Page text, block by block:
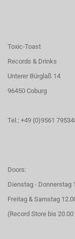
Toxic-Toast
Records & Drinks
Unterer Bürglaß 14
96450 Coburg
Tel.: +49 (0)9561
Doors:
Dienstag - Donnerstag
Freitag & Samstag
(Record Store bis